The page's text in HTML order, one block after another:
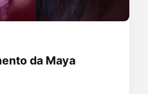
da Maya